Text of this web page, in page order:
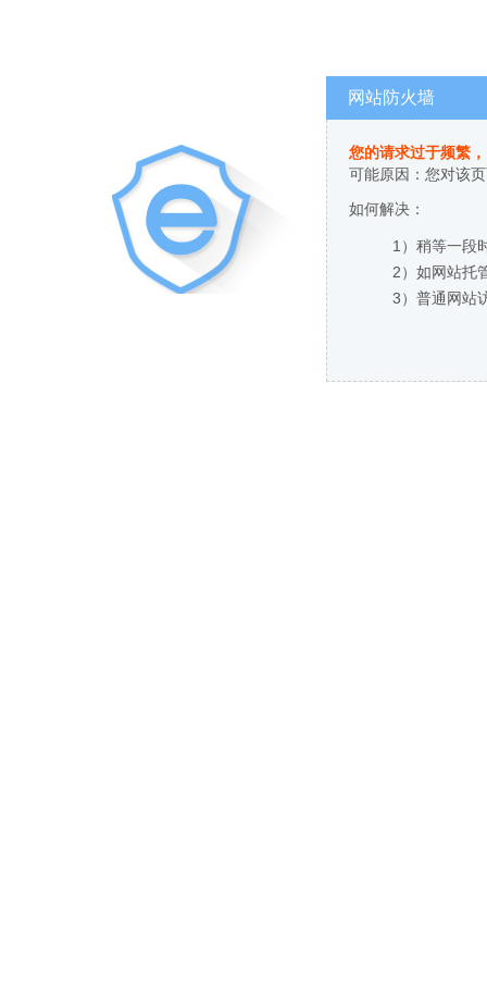
网站防火墙
您的请求过于频繁
可能原因：您对该
如何解决：
1）稍等一段
2）如网站托
3）普通网站